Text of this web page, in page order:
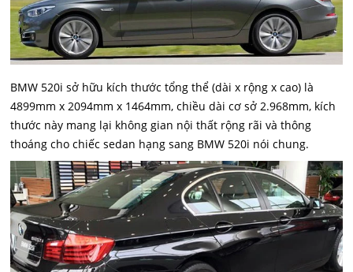
BMW 520i sở hữu kích thước tổng thể (dài x rộng x cao) là
4899mm x 2094mm x 1464mm, chiều dài cơ sở 2.968mm, kích
thước này mang lại không gian nội thất rộng rãi và thông
thoáng cho chiếc sedan hạng sang BMW 520i nói chung.